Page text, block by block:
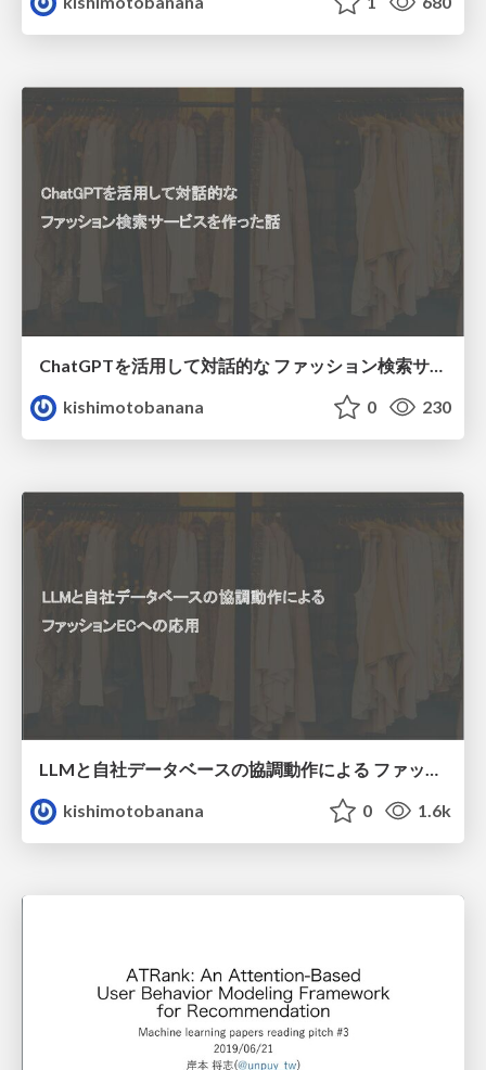
kishimotobanana
0 230
LLMと自社データベースの協調動作による ファッションECへの応用
kishimotobanana
0 1.6k